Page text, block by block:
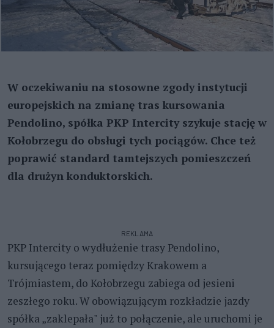
W oczekiwaniu na stosowne zgody instytucji
europejskich na zmianę tras kursowania
Pendolino, spółka PKP Intercity szykuje stację w
Kołobrzegu do obsługi tych pociągów. Chce też
poprawić standard tamtejszych pomieszczeń
dla drużyn konduktorskich.
REKLAMA
PKP Intercity o wydłużenie trasy Pendolino,
kursującego teraz pomiędzy Krakowem a
Trójmiastem, do Kołobrzegu zabiega od jesieni
zeszłego roku. W obowiązującym rozkładzie jazdy
spółka „zaklepała" już to połączenie, ale uruchomi je